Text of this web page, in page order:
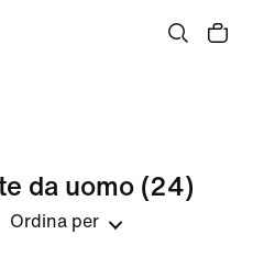
da uomo (24)
Ordina per